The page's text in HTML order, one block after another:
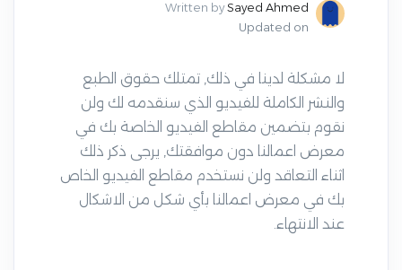
Written bySayed Ahmed
Updated on
لا مشكلة لدينا في ذلك, تمتلك حقوق الطبع
والنشر الكاملة للفيديو الذي سنقدمه لك ولن
نقوم بتضمين مقاطع الفيديو الخاصة بك في
معرض اعمالنا دون موافقتك, يرجى ذكر ذلك
اثناء التعاقد ولن نستخدم مقاطع الفيديو الخاص
بك في معرض اعمالنا بأي شكل من الاشكال
عند الانتهاء.